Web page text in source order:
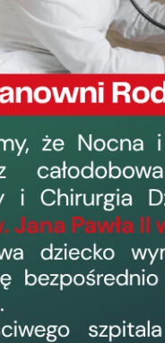
działając na
obejmujący
KOD CPV
będących w
Ratunkowym i
KOD CPV
specjalistów lub
KOD CPV
KOD CPV
KOD CPV
specjalizacji, na